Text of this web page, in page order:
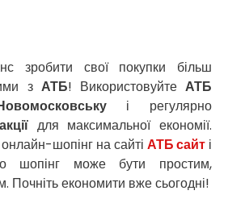
зробити свої покупки більш
з АТБ! ВикористовуйтеАТБ
і регулярно
для максимальної економії.
шопінг на сайті АТБ сайт і
шопінг може бути простим,
Почніть економити вже сьогодні!